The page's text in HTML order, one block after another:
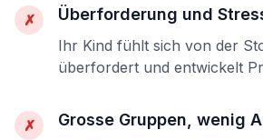
✗ Überforderung und
Ihr Kind fühlt sich von der
überfordert und entwickelt
✗ Grosse Gruppen, wenig